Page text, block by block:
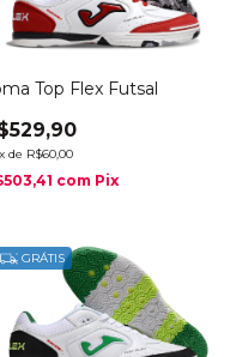
Top Flex Futsal
x de R$60,00
com Pix
GRÁTIS